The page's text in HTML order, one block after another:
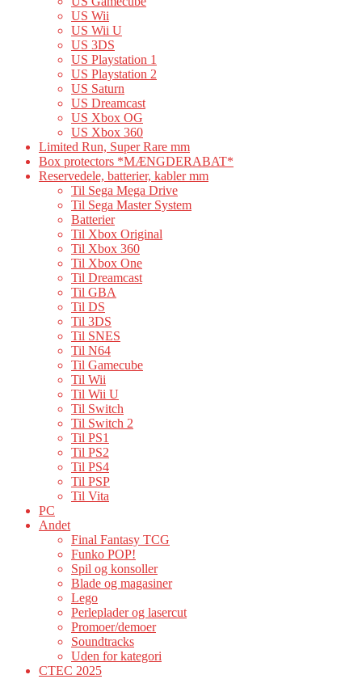
US Wii
US Wii U
US 3DS
US Playstation 1
US Playstation 2
US Saturn
US Dreamcast
US Xbox OG
US Xbox 360
Limited Run, Super Rare mm
Box protectors *MÆNGDERABAT*
Reservedele, batterier, kabler mm
Til Sega Mega Drive
Til Sega Master System
Batterier
Til Xbox Original
Til Xbox 360
Til Xbox One
Til Dreamcast
Til GBA
Til DS
Til 3DS
Til SNES
Til N64
Til Gamecube
Til Wii
Til Wii U
Til Switch
Til Switch 2
Til PS1
Til PS2
Til PS4
Til PSP
Til Vita
PC
Andet
Final Fantasy TCG
Funko POP!
Spil og konsoller
Blade og magasiner
Lego
Perleplader og lasercut
Promoer/demoer
Soundtracks
Uden for kategori
CTEC 2025